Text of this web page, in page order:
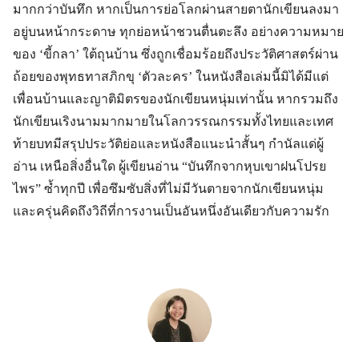
มากกว่าบันทึก หากเป็นการย่อโลกผ่านสายตานักเขียนลงมา
อยู่บนหน้ากระดาษ ทุกย่อหน้าชวนตื่นตะลึง อย่างความหมาย
ของ ‘ขี้กลา’ ใต้ถุนบ้าน ซึ่งถูกเชื่อมร้อยถึงประวัติศาสตร์ผ่าน
ถ้อยของพุทธทาสภิกขุ ‘ตัวละคร’ ในหนังสือเล่มนี้มิได้มีแต่
เพื่อนบ้านและญาติมิตรของนักเขียนหนุ่มเท่านั้น หากรวมถึง
นักเขียนเริงนามมากมายในโลกวรรณกรรมทั้งไทยและเทศ
ท้ายบทมีสรุปประวัติย่อและหนังสือแนะนำสั้นๆ กำนัลแด่ผู้
อ่าน เหนือสิ่งอื่นใด ผู้เขียนอ่าน “บันทึกจากหุบเขาฝนโปรย
ไพร” ซ้ำทุกปี เพื่อซึมซับสิ่งที่ไม่มีวันตายจากนักเขียนหนุ่ม
และครุ่นคิดถึงวิถีที่การงานเป็นอันหนึ่งอันเดียวกับความรัก